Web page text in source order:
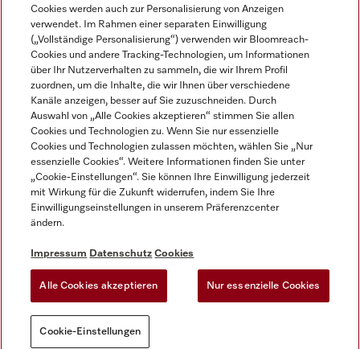
DEUTSCH
Impressum
Datenschutz
Cookie-Einstellungen
Miele auf YoutubeMiele auf Instagram
Miele auf Facebook
Miele auf LinkedInMiele auf LinkedIn
Cookies werden auch zur Personalisierung von Anzeigen
verwendet. Im Rahmen einer separaten Einwilligung
(„Vollständige Personalisierung“) verwenden wir Bloomreach-
Cookies und andere Tracking-Technologien, um Informationen
über Ihr Nutzerverhalten zu sammeln, die wir Ihrem Profil
zuordnen, um die Inhalte, die wir Ihnen über verschiedene
Kanäle anzeigen, besser auf Sie zuzuschneiden. Durch
Auswahl von „Alle Cookies akzeptieren“ stimmen Sie allen
Cookies und Technologien zu. Wenn Sie nur essenzielle
Cookies und Technologien zulassen möchten, wählen Sie „Nur
essenzielle Cookies“. Weitere Informationen finden Sie unter
„Cookie-Einstellungen“. Sie können Ihre Einwilligung jederzeit
mit Wirkung für die Zukunft widerrufen, indem Sie Ihre
Einwilligungseinstellungen in unserem Präferenzcenter
ändern.
Impressum Datenschutz Cookies
Alle Cookies akzeptieren Nur essenzielle Cookies
Cookie-Einstellungen